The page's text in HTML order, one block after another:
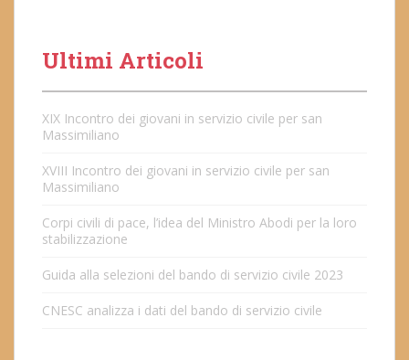
Ultimi Articoli
XIX Incontro dei giovani in servizio civile per san
Massimiliano
XVIII Incontro dei giovani in servizio civile per san
Massimiliano
Corpi civili di pace, l’idea del Ministro Abodi per la loro
stabilizzazione
Guida alla selezioni del bando di servizio civile 2023
CNESC analizza i dati del bando di servizio civile